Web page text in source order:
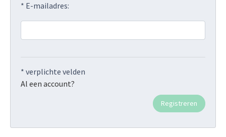
* E-mailadres:
* verplichte velden
Al een account?